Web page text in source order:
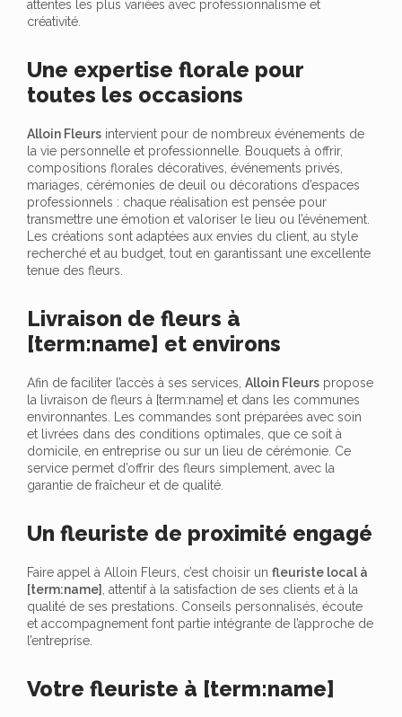
attentes les plus variées avec professionnalisme et
créativité.
Une expertise florale pour
toutes les occasions
Alloin Fleurs intervient pour de nombreux événements de
la vie personnelle et professionnelle. Bouquets à offrir,
compositions florales décoratives, événements privés,
mariages, cérémonies de deuil ou décorations d’espaces
professionnels : chaque réalisation est pensée pour
transmettre une émotion et valoriser le lieu ou l’événement.
Les créations sont adaptées aux envies du client, au style
recherché et au budget, tout en garantissant une excellente
tenue des fleurs.
Livraison de fleurs à
[term:name] et environs
Afin de faciliter l’accès à ses services, Alloin Fleurs propose
la livraison de fleurs à [term:name] et dans les communes
environnantes. Les commandes sont préparées avec soin
et livrées dans des conditions optimales, que ce soit à
domicile, en entreprise ou sur un lieu de cérémonie. Ce
service permet d’offrir des fleurs simplement, avec la
garantie de fraîcheur et de qualité.
Un fleuriste de proximité engagé
Faire appel à Alloin Fleurs, c’est choisir un fleuriste local à
[term:name]
, attentif à la satisfaction de ses clients et à la
qualité de ses prestations. Conseils personnalisés, écoute
et accompagnement font partie intégrante de l’approche de
l’entreprise.
Votre fleuriste à [term:name]